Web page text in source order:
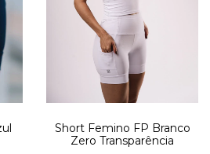
Short Femino FP Branco
Zero Transparência